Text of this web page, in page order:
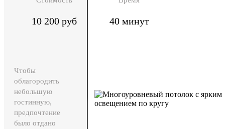
10 200 руб 40 минут
Чтобы
облагородить
небольшую
гостинную,
предпочтение
было отдано